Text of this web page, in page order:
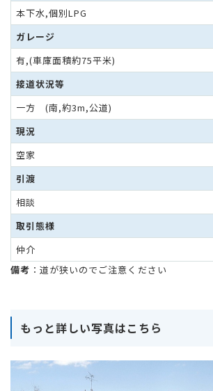
本下⽔,個別LPG
ガレージ
有,(車庫面積約75平米)
接道状況等
⼀⽅ (南,約3m,公道)
現況
空家
引渡
相談
取引態様
仲介
備考 ：道が狭いのでご注意ください
もっと詳しい写真はこちら